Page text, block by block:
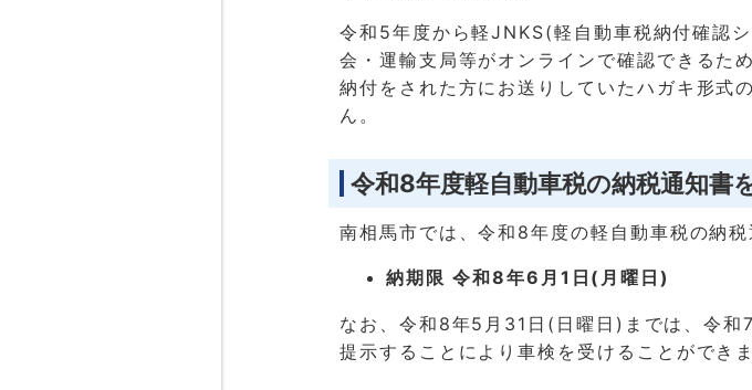
令和5年度から軽JNKS(軽自動車税納付確認
会・運輸支局等がオンラインで確認できるた
納付をされた方にお送りしていたハガキ形式
ん。
令和8年度軽自動車税の納税通知書
南相馬市では、令和8年度の軽自動車税の納
納期限 令和8年6月1日(月曜日)
なお、令和8年5月31日(日曜日)までは、令和
提示することにより車検を受けることができま